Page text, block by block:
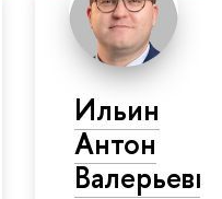
Ильин
Антон